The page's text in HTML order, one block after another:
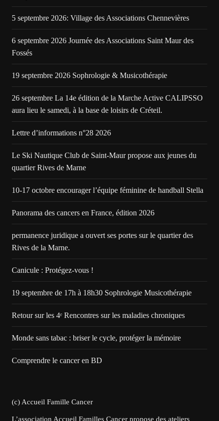
5 septembre 2026: Village des Associations Chennevières
6 septembre 2026 Journée des Associations Saint Maur des
Fossés
19 septembre 2026 Sophrologie & Musicothérapie
26 septembre La 14e édition de la Marche Active CALIPSSO
aura lieu le samedi, à la base de loisirs de Créteil.
Lettre d’informations n°28 2026
Le Ski Nautique Club de Saint-Maur propose aux jeunes du
quartier Rives de Marne
10-17 octobre encourager l’équipe féminine de handball Stella
Panorama des cancers en France, édition 2026
permanence juridique a ouvert ses portes sur le quartier des
Rives de la Marne.
Canicule : Protégez-vous !
19 septembre de 17h à 18h30 Sophrologie Musicothérapie
Retour sur les 4ᵉ Rencontres sur les maladies chroniques
Monde sans tabac : briser le cycle, protéger la mémoire
Comprendre le cancer en BD
(c) Accueil Famille Cancer
L’association Accueil Familles Cancer propose des ateliers